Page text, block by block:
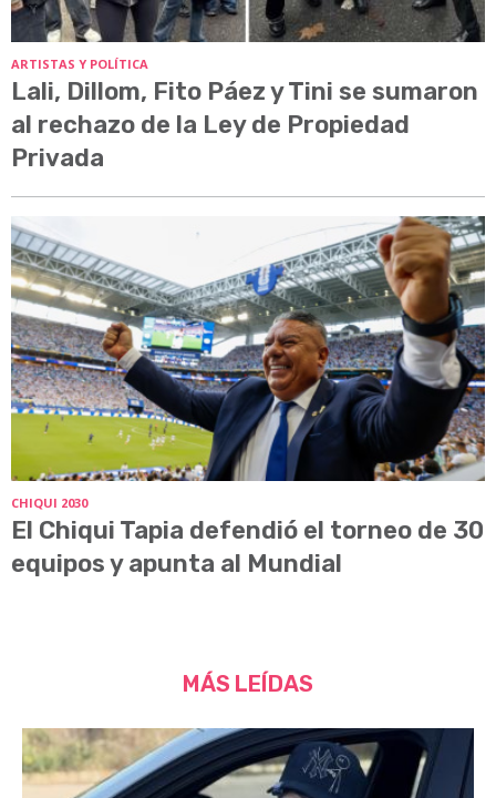
ARTISTAS Y POLÍTICA
Lali, Dillom, Fito Páez y Tini se sumaron
al rechazo de la Ley de Propiedad
Privada
CHIQUI 2030
El Chiqui Tapia defendió el torneo de 30
equipos y apunta al Mundial
MÁS LEÍDAS